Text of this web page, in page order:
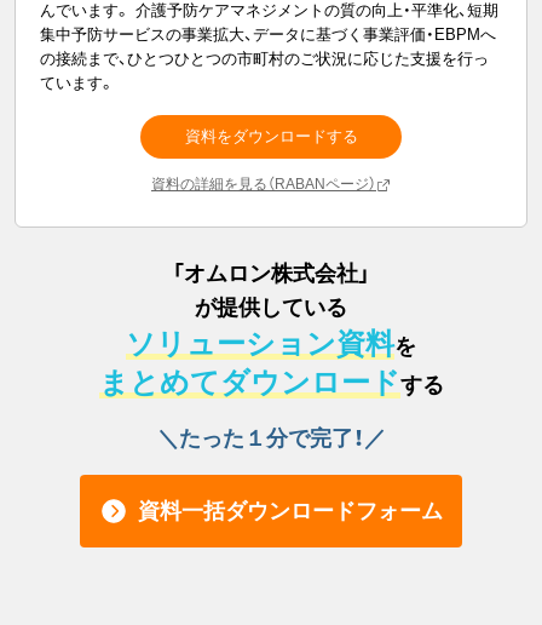
んでいます。 介護予防ケアマネジメントの質の向上・平準化、短期
集中予防サービスの事業拡大、データに基づく事業評価・EBPMへ
の接続まで、ひとつひとつの市町村のご状況に応じた支援を行っ
ています。
資料をダウンロードする
資料の詳細を見る（RABANページ）
「 オムロン株式会社 」
が提供している
ソリューション資料を
まとめてダウンロードする
＼たった１分で完了！／
資料一括ダウンロードフォーム